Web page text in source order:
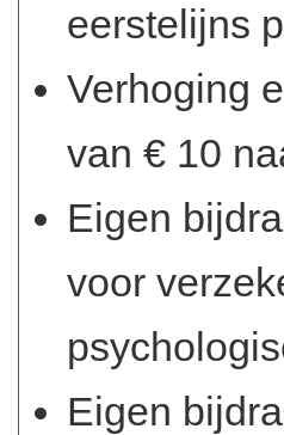
eerstelijns
Verhoging
van € 10
Eigen
voor
Eigen